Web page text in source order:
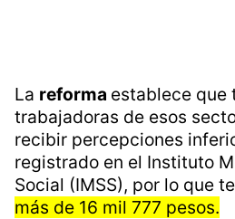
La reforma establece que
trabajadoras de esos
recibir percepciones
registrado en el Instituto
Social (IMSS), por lo que
más de 16 mil 777 pesos.